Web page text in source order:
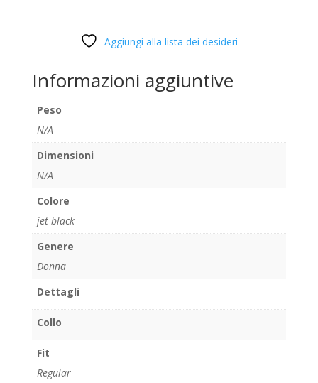
Aggiungi alla lista dei desideri
Informazioni aggiuntive
Peso
N/A
Dimensioni
N/A
Colore
jet black
Genere
Donna
Dettagli
Collo
Fit
Regular